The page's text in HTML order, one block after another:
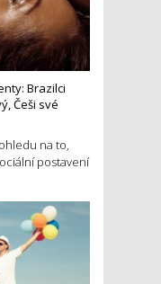
Brazilci
Češi své
na to,
postavení